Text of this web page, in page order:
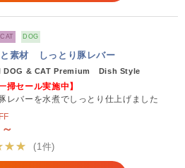
CAT DOG
と素材 しっとり豚レバー
DOG & CAT Premium Dish Style
掃セール実施中】
レバーを水煮でしっとり仕上げました
(1件)